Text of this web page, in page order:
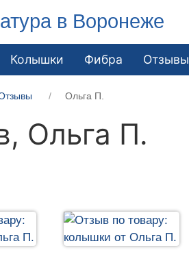
в Воронеже
Колышки Фибра Отзывы
Ольга П.
Ольга П.